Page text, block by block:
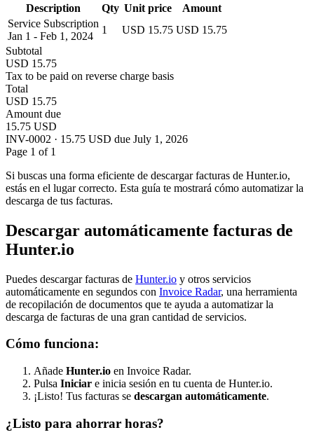
Description
Qty Unit price
Amount
Service Subscription
Jan 1 - Feb 1, 2024
1 USD 15.75 USD 15.75
Subtotal
USD 15.75
Tax to be paid on reverse charge basis
Total
USD 15.75
Amount due
15.75 USD
INV-0002 · 15.75 USD due July 1, 2026
Page 1 of 1
Si buscas una forma eficiente de descargar facturas de Hunter.io,
estás en el lugar correcto. Esta guía te mostrará cómo automatizar la
descarga de tus facturas.
Descargar automáticamente facturas de
Hunter.io
Puedes descargar facturas de Hunter.io y otros servicios
automáticamente en segundos con Invoice Radar, una herramienta
de recopilación de documentos que te ayuda a automatizar la
descarga de facturas de una gran cantidad de servicios.
Cómo funciona:
Añade Hunter.io en Invoice Radar.
Pulsa Iniciar e inicia sesión en tu cuenta de Hunter.io.
¡Listo! Tus facturas se descargan automáticamente.
¿Listo para ahorrar horas?